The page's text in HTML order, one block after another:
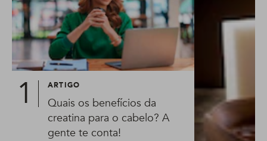
ARTIGO
Quais os benefícios da
creatina para o cabelo? A
gente te conta!